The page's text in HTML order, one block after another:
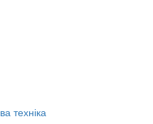
техніка